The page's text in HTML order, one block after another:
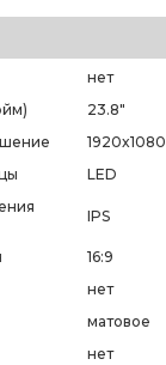
нет
23.8"
1920x1080
LED
IPS
16:9
нет
матовое
нет